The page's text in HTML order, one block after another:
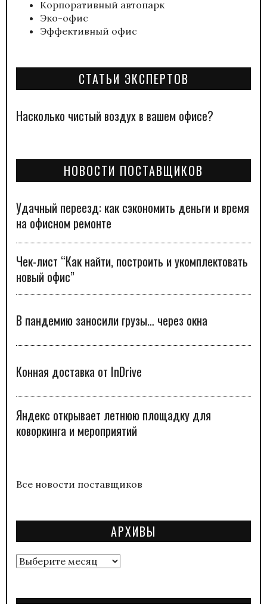
Корпоративный автопарк
Эко-офис
Эффективный офис
СТАТЬИ ЭКСПЕРТОВ
Насколько чистый воздух в вашем офисе?
НОВОСТИ ПОСТАВЩИКОВ
Удачный переезд: как сэкономить деньги и время
на офисном ремонте
Чек-лист “Как найти, построить и укомплектовать
новый офис”
В пандемию заносили грузы… через окна
Конная доставка от InDrive
Яндекс открывает летнюю площадку для
коворкинга и мероприятий
Все новости поставщиков
АРХИВЫ
Архивы